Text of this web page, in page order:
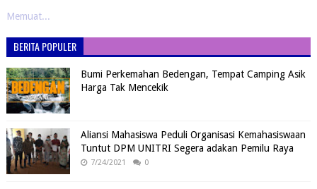
Memuat...
BERITA POPULER
Bumi Perkemahan Bedengan, Tempat Camping Asik
Harga Tak Mencekik
Aliansi Mahasiswa Peduli Organisasi Kemahasiswaan
Tuntut DPM UNITRI Segera adakan Pemilu Raya
7/24/2021 0